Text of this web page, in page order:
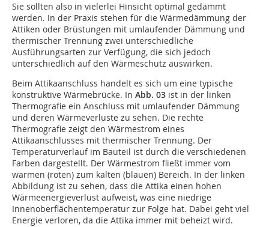
Sie sollten also in vielerlei Hinsicht optimal gedämmt
werden. In der Praxis stehen für die Wärmedämmung der
Attiken oder Brüstungen mit umlaufender Dämmung und
thermischer Trennung zwei unterschiedliche
Ausführungsarten zur Verfügung, die sich jedoch
unterschiedlich auf den Wärmeschutz auswirken.
Beim Attikaanschluss handelt es sich um eine ­typische
konstruktive Wärmebrücke. In Abb. 03 ist in der linken
Thermografie ein Anschluss mit umlaufender Dämmung
und deren Wärmeverluste zu sehen. Die rechte
Thermografie zeigt den Wärmestrom eines
Attikaanschlusses mit thermischer Trennung. Der
Temperaturverlauf im Bauteil ist durch die verschiedenen
Farben dargestellt. Der Wärmestrom fließt immer vom
warmen (roten) zum kalten (blauen) Bereich. In der linken
Abbildung ist zu sehen, dass die Attika einen hohen
Wärmeenergieverlust aufweist, was eine niedrige
Innenoberflächentemperatur zur Folge hat. Dabei geht viel
Energie verloren, da die Attika immer mit beheizt wird.